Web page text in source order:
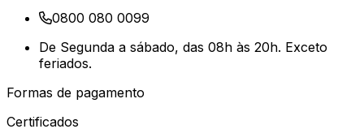
0800 080 0099
De Segunda a sábado, das 08h às 20h. Exceto
feriados.
Formas de pagamento
Certificados